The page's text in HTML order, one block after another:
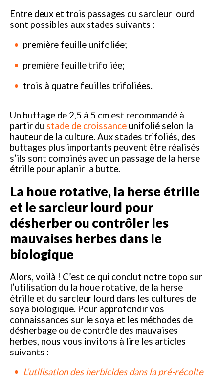
Entre deux et trois passages du sarcleur lourd
sont possibles aux stades suivants :
première feuille unifoliée;
première feuille trifoliée;
trois à quatre feuilles trifoliées.
Un buttage de 2,5 à 5 cm est recommandé à
partir du stade de croissance unifolié selon la
hauteur de la culture. Aux stades trifoliés, des
buttages plus importants peuvent être réalisés
s’ils sont combinés avec un passage de la herse
étrille pour aplanir la butte.
La houe rotative, la herse étrille
et le sarcleur lourd pour
désherber ou contrôler les
mauvaises herbes dans le
biologique
Alors, voilà ! C’est ce qui conclut notre topo sur
l’utilisation du la houe rotative, de la herse
étrille et du sarcleur lourd dans les cultures de
soya biologique. Pour approfondir vos
connaissances sur le soya et les méthodes de
désherbage ou de contrôle des mauvaises
herbes, nous vous invitons à lire les articles
suivants :
L’utilisation des herbicides dans la pré-récolte